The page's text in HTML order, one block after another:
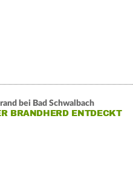
bei Bad Schwalbach
BRANDHERD ENTDECKT